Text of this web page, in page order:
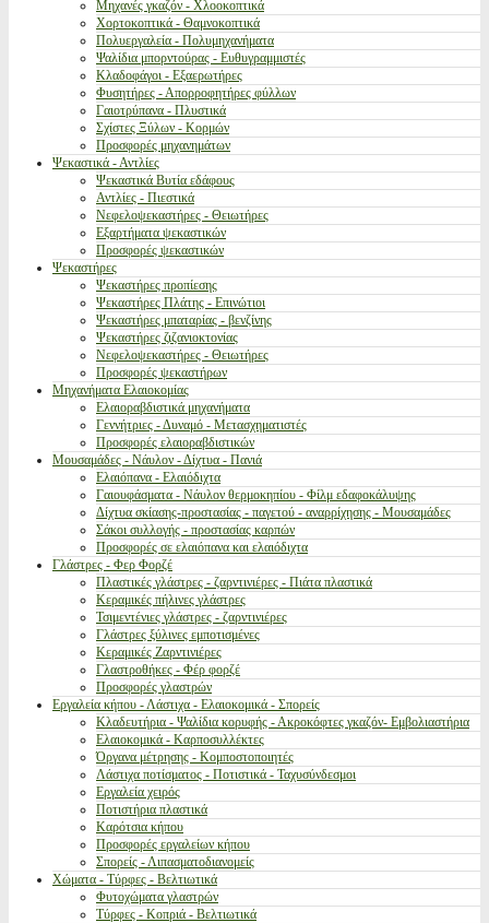
Μηχανές γκαζόν - Χλοοκοπτικά
Χορτοκοπτικά - Θαμνοκοπτικά
Πολυεργαλεία - Πολυμηχανήματα
Ψαλίδια μπορντούρας - Ευθυγραμμιστές
Κλαδοφάγοι - Εξαερωτήρες
Φυσητήρες - Απορροφητήρες φύλλων
Γαιοτρύπανα - Πλυστικά
Σχίστες Ξύλων - Κορμών
Προσφορές μηχανημάτων
Ψεκαστικά - Αντλίες
Ψεκαστικά Βυτία εδάφους
Αντλίες - Πιεστικά
Νεφελοψεκαστήρες - Θειωτήρες
Εξαρτήματα ψεκαστικών
Προσφορές ψεκαστικών
Ψεκαστήρες
Ψεκαστήρες προπίεσης
Ψεκαστήρες Πλάτης - Επινώτιοι
Ψεκαστήρες μπαταρίας - βενζίνης
Ψεκαστήρες ζιζανιοκτονίας
Νεφελοψεκαστήρες - Θειωτήρες
Προσφορές ψεκαστήρων
Μηχανήματα Ελαιοκομίας
Ελαιοραβδιστικά μηχανήματα
Γεννήτριες - Δυναμό - Μετασχηματιστές
Προσφορές ελαιοραβδιστικών
Μουσαμάδες - Νάυλον - Δίχτυα - Πανιά
Ελαιόπανα - Ελαιόδιχτα
Γαιουφάσματα - Νάυλον θερμοκηπίου - Φίλμ εδαφοκάλυψης
Δίχτυα σκίασης-προστασίας - παγετού - αναρρίχησης - Μουσαμάδες
Σάκοι συλλογής - προστασίας καρπών
Προσφορές σε ελαιόπανα και ελαιόδιχτα
Γλάστρες - Φερ Φορζέ
Πλαστικές γλάστρες - ζαρντινιέρες - Πιάτα πλαστικά
Κεραμικές πήλινες γλάστρες
Τσιμεντένιες γλάστρες - ζαρντινιέρες
Γλάστρες ξύλινες εμποτισμένες
Κεραμικές Ζαρντινιέρες
Γλαστροθήκες - Φέρ φορζέ
Προσφορές γλαστρών
Εργαλεία κήπου - Λάστιχα - Ελαιοκομικά - Σπορείς
Κλαδευτήρια - Ψαλίδια κορυφής - Ακροκόφτες γκαζόν- Εμβολιαστήρια
Ελαιοκομικά - Καρποσυλλέκτες
Όργανα μέτρησης - Κομποστοποιητές
Λάστιχα ποτίσματος - Ποτιστικά - Ταχυσύνδεσμοι
Εργαλεία χειρός
Ποτιστήρια πλαστικά
Καρότσια κήπου
Προσφορές εργαλείων κήπου
Σπορείς - Λιπασματοδιανομείς
Χώματα - Τύρφες - Βελτιωτικά
Φυτοχώματα γλαστρών
Τύρφες - Κοπριά - Βελτιωτικά